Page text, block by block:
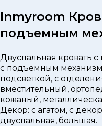
Inmyroom
подъемным
Двуспальная кровать
с подъемным
подсветкой, с
вместительный,
кожаный,
Декор: с агатом, с
двуспальная, большая.